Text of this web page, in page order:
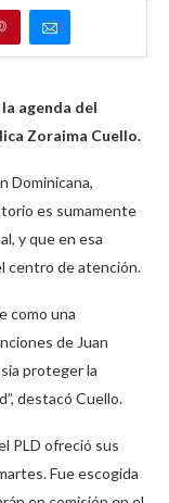
agenda del
Zoraima Cuello.
Dominicana,
es sumamente
y que en esa
centro de atención.
como una
de Juan
proteger la
destacó Cuello.
PLD ofreció sus
Fue escogida